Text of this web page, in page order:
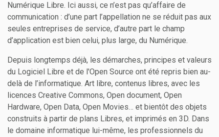
Numérique Libre. Ici aussi, ce n’est pas qu’affaire de
communication : d’une part l’appellation ne se réduit pas aux
seules entreprises de service, d’autre part le champ
d’application est bien celui, plus large, du Numérique.
Depuis longtemps déjà, les démarches, principes et valeurs
du Logiciel Libre et de l'Open Source ont été repris bien au-
delà de l’informatique. Art libre, contenus libres, avec les
licences Creative Commons, Open document, Open
Hardware, Open Data, Open Movies… et bientôt des objets
construits à partir de plans Libres, et imprimés en 3D. Dans
le domaine informatique lui-même, les professionnels du